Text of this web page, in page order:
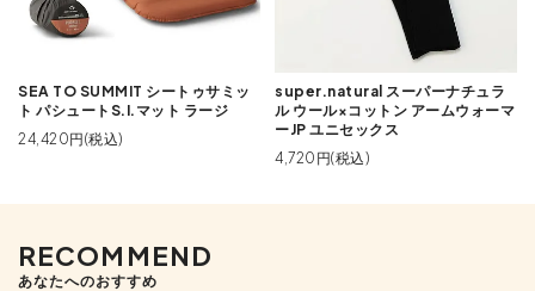
SEA TO SUMMIT シートゥサミッ
ト パシュートS.I.マット ラージ
24,420円(税込)
super.natural スーパーナチュラ
ル ウール×コットン アームウォーマ
ーJP ユニセックス
4,720円(税込)
RECOMMEND
あなたへのおすすめ